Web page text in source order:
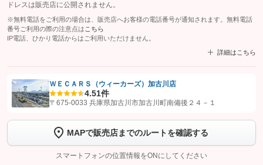
ドレスは販売店に公開されません。
※無料電話をご利用の場合は、販売店へお客様の電話番号が通知されます。無料電話
番号ご利用の際の注意点は こちら
IP電話、ひかり電話からはご利用いただけません。
詳細はこちら
【STEP1】認証画面でグーネットを友だち追加してから「許可する」ボタンを押
トーク画面で
ボタンをタップして問い合わせを
完了してください。
ＷＥＣＡＲＳ（ウィーカーズ）加古川店
4.51件
〒675-0033 兵庫県加古川市加古川町南備後２４－１
MAPで販売店までのルートを確認する
スマートフォンの位置情報をONにしてください